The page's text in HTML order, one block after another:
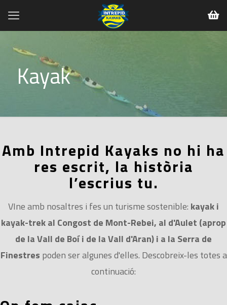
Kayak
Amb Intrepid Kayaks no hi ha
res escrit, la història
l’escrius tu.
VIne amb nosaltres i fes un turisme sostenible: kayak i
kayak-trek al Congost de Mont-Rebei, al d'Aulet (aprop
de la Vall de Boí i de la Vall d'Aran) i a la Serra de
Finestres poden ser algunes d'elles. Descobreix-les totes a
continuació: